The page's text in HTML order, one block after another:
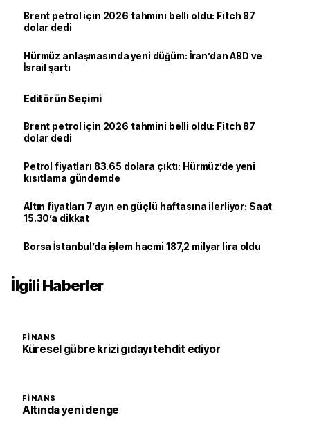
Brent petrol için 2026 tahmini belli oldu: Fitch 87
dolar dedi
Hürmüz anlaşmasında yeni düğüm: İran’dan ABD ve
İsrail şartı
Editörün Seçimi
Brent petrol için 2026 tahmini belli oldu: Fitch 87
dolar dedi
Petrol fiyatları 83.65 dolara çıktı: Hürmüz’de yeni
kısıtlama gündemde
Altın fiyatları 7 ayın en güçlü haftasına ilerliyor: Saat
15.30’a dikkat
Borsa İstanbul’da işlem hacmi 187,2 milyar lira oldu
İlgili Haberler
FINANS
Küresel gübre krizi gıdayı tehdit ediyor
FINANS
Altında yeni denge